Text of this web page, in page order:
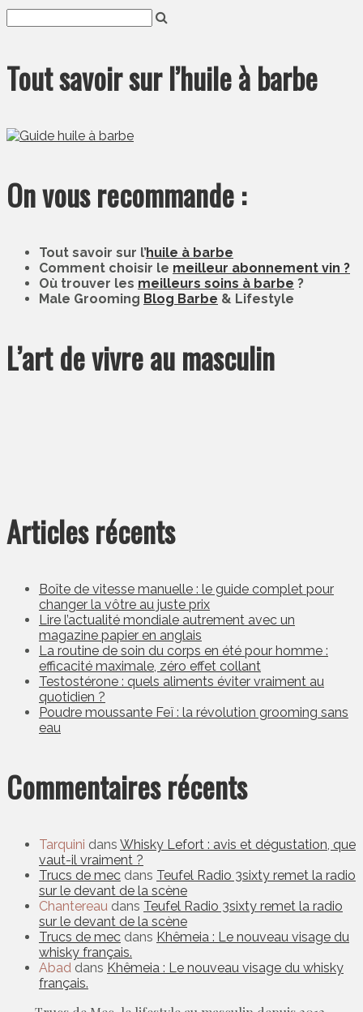
Tout savoir sur l’huile à barbe
On vous recommande :
Tout savoir sur l’huile à barbe
Comment choisir le meilleur abonnement vin ?
Où trouver les meilleurs soins à barbe ?
Male Grooming Blog Barbe & Lifestyle
L’art de vivre au masculin
Articles récents
Boîte de vitesse manuelle : le guide complet pour
changer la vôtre au juste prix
Lire l’actualité mondiale autrement avec un
magazine papier en anglais
La routine de soin du corps en été pour homme :
efficacité maximale, zéro effet collant
Testostérone : quels aliments éviter vraiment au
quotidien ?
Poudre moussante Feï : la révolution grooming sans
eau
Commentaires récents
Tarquini dans Whisky Lefort : avis et dégustation, que
vaut-il vraiment ?
Trucs de mec dans Teufel Radio 3sixty remet la radio
sur le devant de la scène
Chantereau dans Teufel Radio 3sixty remet la radio
sur le devant de la scène
Trucs de mec dans Khêmeia : Le nouveau visage du
whisky français.
Abad dans Khêmeia : Le nouveau visage du whisky
français.